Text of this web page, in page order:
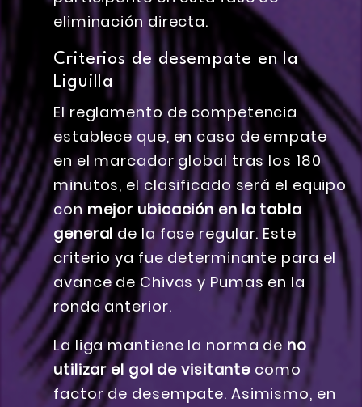
eliminación directa.
Criterios de desempate en la
Liguilla
El reglamento de competencia
establece que, en caso de empate
en el marcador global tras los 180
minutos, el clasificado será el equipo
con mejor ubicación en la tabla
general de la fase regular. Este
criterio ya fue determinante para el
avance de Chivas y Pumas en la
ronda anterior.
La liga mantiene la norma deno
utilizar el gol de visitante como
factor de desempate. Asimismo, en